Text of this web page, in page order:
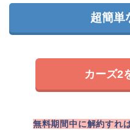
超簡単
カーズ2
無料期間中に解約すれ